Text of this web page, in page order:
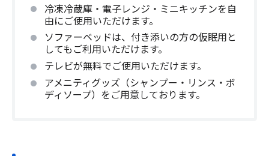
冷凍冷蔵庫・電子レンジ・ミニキッチンを自
由にご使用いただけます。
ソファーベッドは、付き添いの方の仮眠用と
してもご利用いただけます。
テレビが無料でご使用いただけます。
アメニティグッズ（シャンプー・リンス・ボ
ディソープ）をご用意しております。